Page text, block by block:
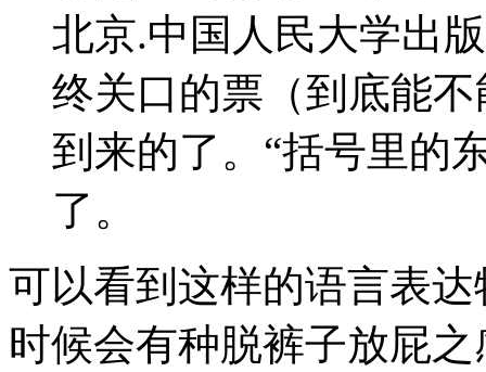
北京.中国人民大学出
终关口的票（到底能
到来的了。“括号里的
了。
可以看到这样的语言表
时候会有种脱裤子放屁之